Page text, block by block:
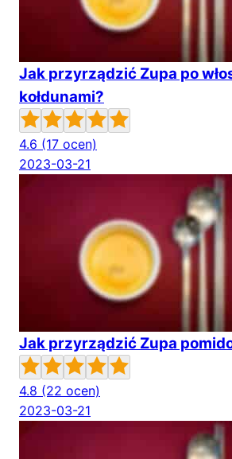
Jak przyrządzić Zupa po
kołdunami?
4.6 (17 ocen)
2023-03-21
Jak przyrządzić Zupa
4.8 (22 ocen)
2023-03-21